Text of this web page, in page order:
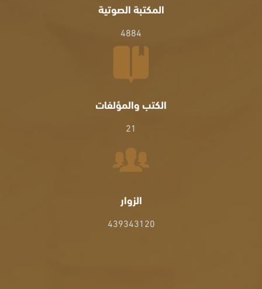
المكتبة الصوتية
4884
الكتب والمؤلفات
21
الزوار
439343120